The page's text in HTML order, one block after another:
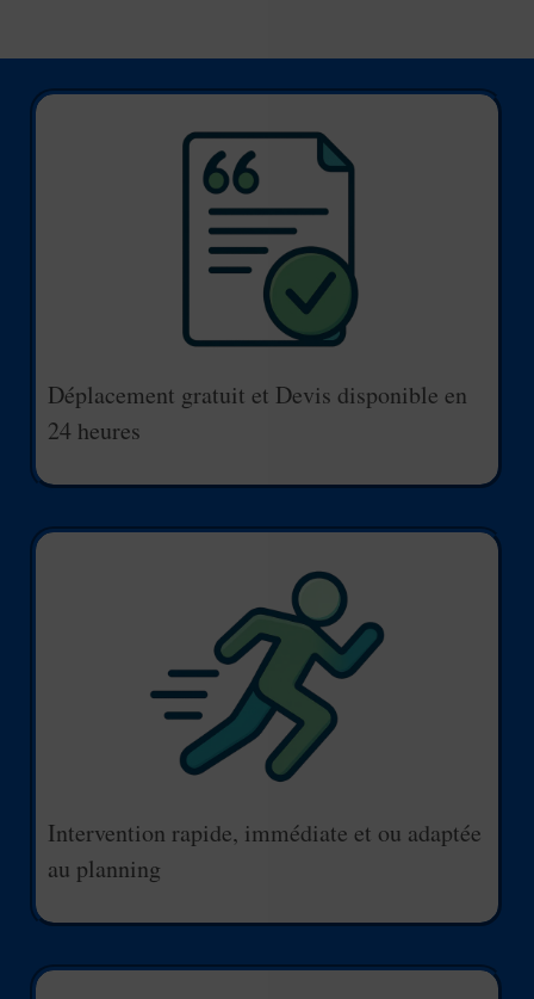
Déplacement gratuit et Devis disponible en
24 heures
Intervention rapide, immédiate et ou adaptée
au planning